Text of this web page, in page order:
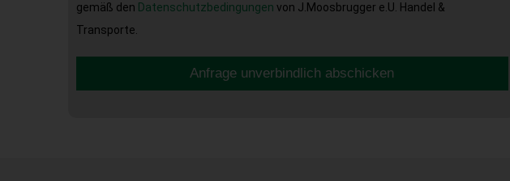
gemäß den Datenschutzbedingungen von J.Moosbrugger e.U. Handel &
Transporte.
Anfrage unverbindlich abschicken